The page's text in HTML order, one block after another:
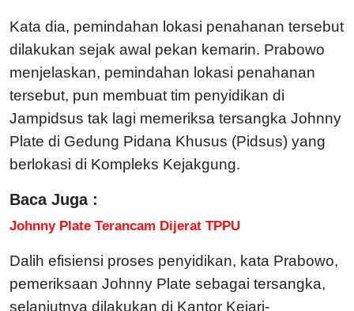
Kata dia, pemindahan lokasi penahanan tersebut
dilakukan sejak awal pekan kemarin. Prabowo
menjelaskan, pemindahan lokasi penahanan
tersebut, pun membuat tim penyidikan di
Jampidsus tak lagi memeriksa tersangka Johnny
Plate di Gedung Pidana Khusus (Pidsus) yang
berlokasi di Kompleks Kejakgung.
Baca Juga :
Johnny Plate Terancam Dijerat TPPU
Dalih efisiensi proses penyidikan, kata Prabowo,
pemeriksaan Johnny Plate sebagai tersangka,
selanjutnya dilakukan di Kantor Kejari-